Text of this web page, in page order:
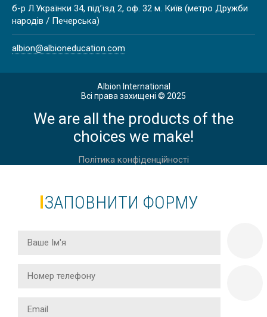
б-р Л.Українки 34, під’їзд 2, оф. 32 м. Київ (метро Дружби
народів / Печерська)
albion@albioneducation.com
Albion International
Всі права захищені © 2025
We are all the products of the
choices we make!
Політика конфіденційності
ЗАПОВНИТИ ФОРМУ